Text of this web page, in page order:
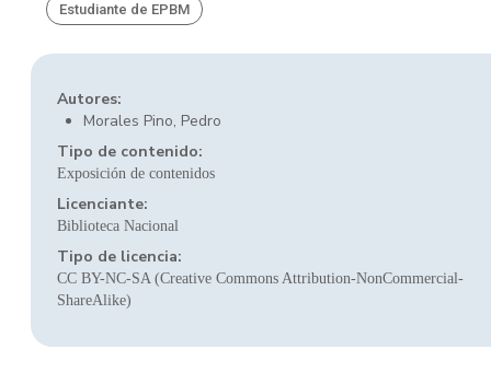
Estudiante de EPBM
Autores:
Morales Pino, Pedro
Tipo de contenido:
Exposición de contenidos
Licenciante:
Biblioteca Nacional
Tipo de licencia:
CC BY-NC-SA (Creative Commons Attribution-NonCommercial-
ShareAlike)